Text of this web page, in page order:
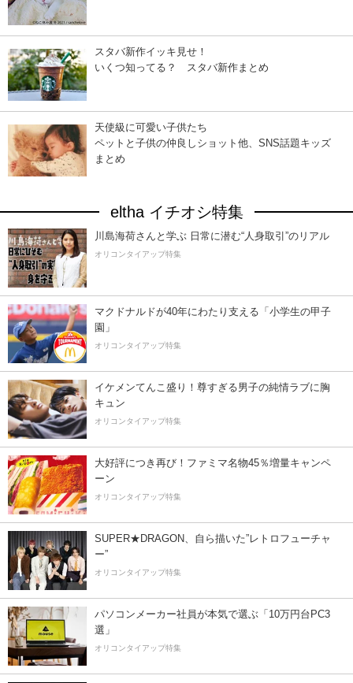
スタバ新作イッキ見せ！
いくつ知ってる？ スタバ新作まとめ
天使級に可愛い子供たち
ペットと子供の仲良しショット他、SNS話題キッズ
まとめ
eltha イチオシ特集
川島海荷さんと学ぶ 日常に潜む“人身取引”のリアル
オリコンタイアップ特集
マクドナルドが40年にわたり支える「小学生の甲子
園」
オリコンタイアップ特集
イケメンてんこ盛り！尊すぎる男子の純情ラブに胸
キュン
オリコンタイアップ特集
大好評につき再び！ファミマ名物45％増量キャンペ
ーン
オリコンタイアップ特集
SUPER★DRAGON、自ら描いた”レトロフューチャ
ー”
オリコンタイアップ特集
パソコンメーカー社員が本気で選ぶ「10万円台PC3
選」
オリコンタイアップ特集